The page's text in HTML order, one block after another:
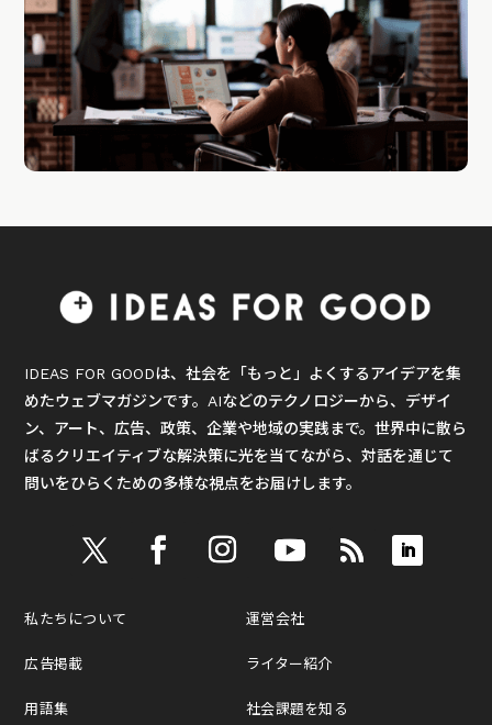
IDEAS FOR GOODは、社会を「もっと」よくするアイデアを集
めたウェブマガジンです。AIなどのテクノロジーから、デザイ
ン、アート、広告、政策、企業や地域の実践まで。世界中に散ら
ばるクリエイティブな解決策に光を当てながら、対話を通じて
問いをひらくための多様な視点をお届けします。
私たちについて
広告掲載
用語集
運営会社
ライター紹介
社会課題を知る